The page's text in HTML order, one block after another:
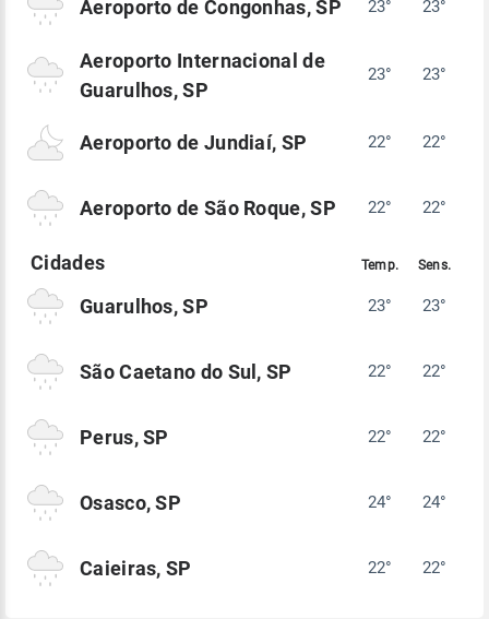
Aeroporto de Congonhas, SP 23° 23°
Aeroporto Internacional de
Guarulhos, SP
23° 23°
Aeroporto de Jundiaí, SP 22° 22°
Aeroporto de São Roque, SP 22° 22°
Guarulhos, SP 23° 23°
São Caetano do Sul, SP 22° 22°
Perus, SP 22° 22°
Osasco, SP 24° 24°
Caieiras, SP 22° 22°